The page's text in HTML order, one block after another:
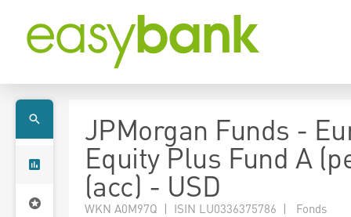
JPMorgan Funds -
Equity Plus Fund A
(acc) - USD
WKN A0M97Q | ISIN LU0336375786 | Fonds